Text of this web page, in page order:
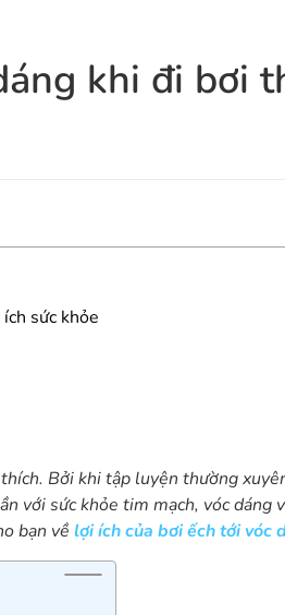
khi đi bơi
sức khỏe
Bởi khi tập luyện thường
với sức khỏe tim mạch, vóc dáng
bạn về lợi ích của bơi ếch tới vóc